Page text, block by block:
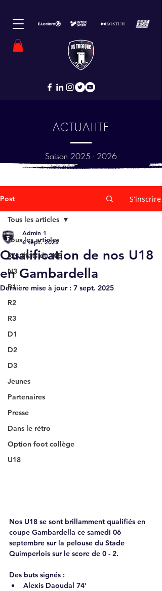
ACTUALITE
Saison 2025 - 2026
Post S'inscrire
Tous les articles
Résultats du WE
N3
R1
R2
R3
D1
D2
D3
Jeunes
Partenaires
Presse
Dans le rétro
Option foot collège
U18
Tous les articles
Qualification de nos U18
en Gambardella
Admin 1
6 sept. 2025
Dernière mise à jour : 7 sept. 2025
Nos U18 se sont brillamment qualifiés en
coupe Gambardella ce samedi 06
septembre sur la pelouse du Stade
Quimperlois sur le score de 0 - 2.
Des buts signés :
Alexis Daoudal 74'